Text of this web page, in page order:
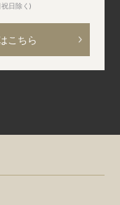
日除く)
こちら